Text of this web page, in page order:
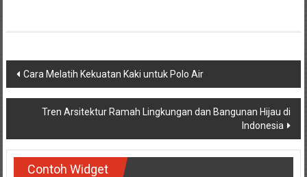
Navigasi
pos
Cara Melatih Kekuatan Kaki untuk Polo Air
Tren Arsitektur Ramah Lingkungan dan Bangunan Hijau di
Indonesia
Contoh Widget